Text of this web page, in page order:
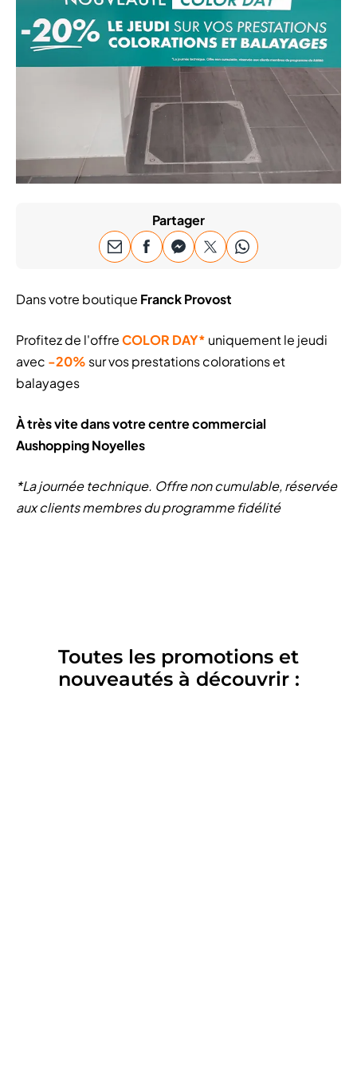
Partager
Dans votre boutique Franck Provost
Profitez de l'offreCOLOR DAY* uniquement le jeudi
avec -20% sur vos prestations colorations et
balayages
À très vite dans votre centre commercial
Aushopping Noyelles
*La journée technique. Offre non cumulable, réservée
aux clients membres du programme fidélité
Toutes les promotions et
nouveautés à découvrir :